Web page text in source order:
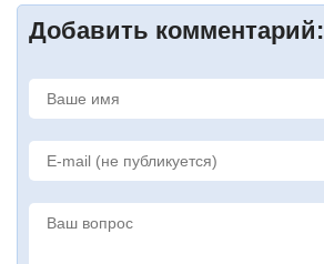
Добавить комментарий: